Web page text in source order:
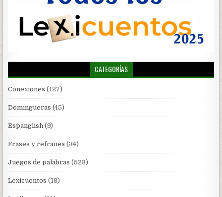
CATEGORÍAS
Conexiones (127)
Domingueras (45)
Espanglish (9)
Frases y refranes (34)
Juegos de palabras (523)
Lexicuentos (18)